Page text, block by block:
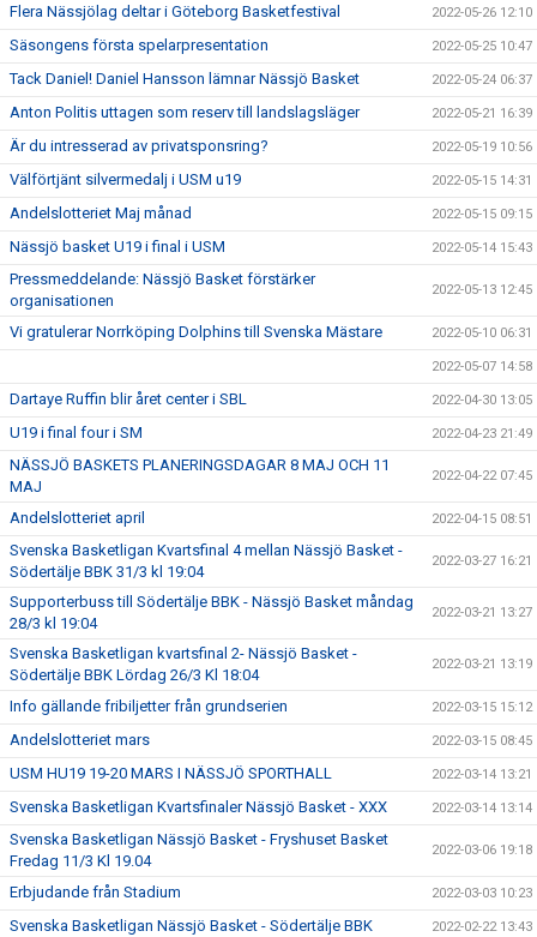
Flera Nässjölag deltar i Göteborg Basketfestival 2022-05-26 12:10
Säsongens första spelarpresentation 2022-05-25 10:47
Tack Daniel! Daniel Hansson lämnar Nässjö Basket 2022-05-24 06:37
Anton Politis uttagen som reserv till landslagsläger 2022-05-21 16:39
Är du intresserad av privatsponsring? 2022-05-19 10:56
Välförtjänt silvermedalj i USM u19 2022-05-15 14:31
Andelslotteriet Maj månad 2022-05-15 09:15
Nässjö basket U19 i final i USM 2022-05-14 15:43
Pressmeddelande: Nässjö Basket förstärker
organisationen
2022-05-13 12:45
Vi gratulerar Norrköping Dolphins till Svenska Mästare 2022-05-10 06:31
2022-05-07 14:58
Dartaye Ruffin blir året center i SBL 2022-04-30 13:05
U19 i final four i SM 2022-04-23 21:49
NÄSSJÖ BASKETS PLANERINGSDAGAR 8 MAJ OCH 11
MAJ
2022-04-22 07:45
Andelslotteriet april 2022-04-15 08:51
Svenska Basketligan Kvartsfinal 4 mellan Nässjö Basket -
Södertälje BBK 31/3 kl 19:04
2022-03-27 16:21
Supporterbuss till Södertälje BBK - Nässjö Basket måndag
28/3 kl 19:04
2022-03-21 13:27
Svenska Basketligan kvartsfinal 2- Nässjö Basket -
Södertälje BBK Lördag 26/3 Kl 18:04
2022-03-21 13:19
Info gällande fribiljetter från grundserien 2022-03-15 15:12
Andelslotteriet mars 2022-03-15 08:45
USM HU19 19-20 MARS I NÄSSJÖ SPORTHALL 2022-03-14 13:21
Svenska Basketligan Kvartsfinaler Nässjö Basket - XXX 2022-03-14 13:14
Svenska Basketligan Nässjö Basket - Fryshuset Basket
Fredag 11/3 Kl 19.04
2022-03-06 19:18
Erbjudande från Stadium 2022-03-03 10:23
Svenska Basketligan Nässjö Basket - Södertälje BBK 2022-02-22 13:43